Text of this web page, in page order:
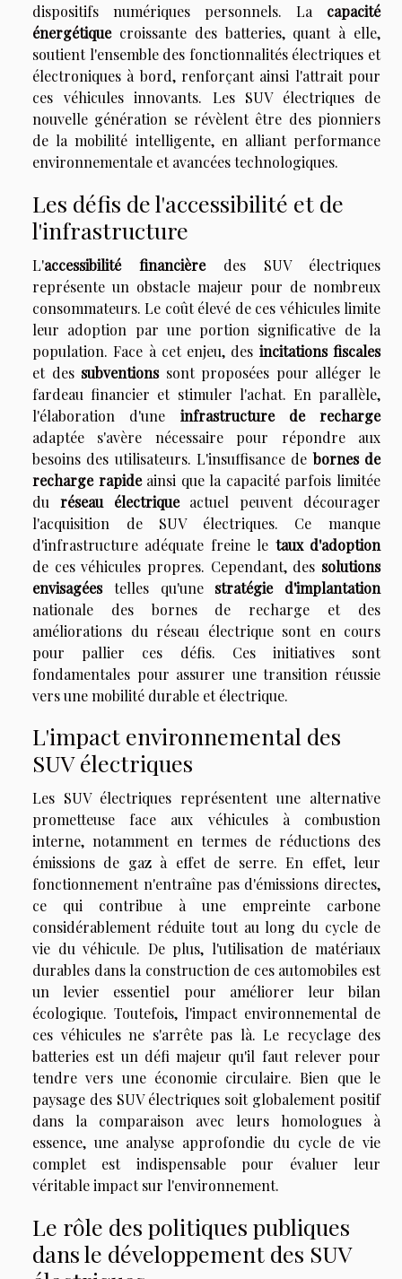
dispositifs numériques personnels. La capacité
énergétiquecroissante des batteries, quant à elle,
soutient l'ensemble des fonctionnalités électriques et
électroniques à bord, renforçant ainsi l'attrait pour
ces véhicules innovants. Les SUV électriques de
nouvelle génération se révèlent être des pionniers
de la mobilité intelligente, en alliant performance
environnementale et avancées technologiques.
Les défis de l'accessibilité et de
l'infrastructure
L'accessibilité financièredes SUV électriques
représente un obstacle majeur pour de nombreux
consommateurs. Le coût élevé de ces véhicules limite
leur adoption par une portion significative de la
population. Face à cet enjeu, des incitations fiscales
et des subventionssont proposées pour alléger le
fardeau financier et stimuler l'achat. En parallèle,
l'élaboration d'une infrastructure de recharge
adaptée s'avère nécessaire pour répondre aux
besoins des utilisateurs. L'insuffisance debornes de
recharge rapideainsi que la capacité parfois limitée
du réseau électriqueactuel peuvent décourager
l'acquisition de SUV électriques. Ce manque
d'infrastructure adéquate freine le taux d'adoption
de ces véhicules propres. Cependant, des solutions
envisagéestelles qu'une stratégie d'implantation
nationale des bornes de recharge et des
améliorations du réseau électrique sont en cours
pour pallier ces défis. Ces initiatives sont
fondamentales pour assurer une transition réussie
vers une mobilité durable et électrique.
L'impact environnemental des
SUV électriques
Les SUV électriques représentent une alternative
prometteuse face aux véhicules à combustion
interne, notamment en termes de réductions des
émissions de gaz à effet de serre. En effet, leur
fonctionnement n'entraîne pas d'émissions directes,
ce qui contribue à une empreinte carbone
considérablement réduite tout au long du cycle de
vie du véhicule. De plus, l'utilisation de matériaux
durables dans la construction de ces automobiles est
un levier essentiel pour améliorer leur bilan
écologique. Toutefois, l'impact environnemental de
ces véhicules ne s'arrête pas là. Le recyclage des
batteries est un défi majeur qu'il faut relever pour
tendre vers une économie circulaire. Bien que le
paysage des SUV électriques soit globalement positif
dans la comparaison avec leurs homologues à
essence, une analyse approfondie du cycle de vie
complet est indispensable pour évaluer leur
véritable impact sur l'environnement.
Le rôle des politiques publiques
dans le développement des SUV